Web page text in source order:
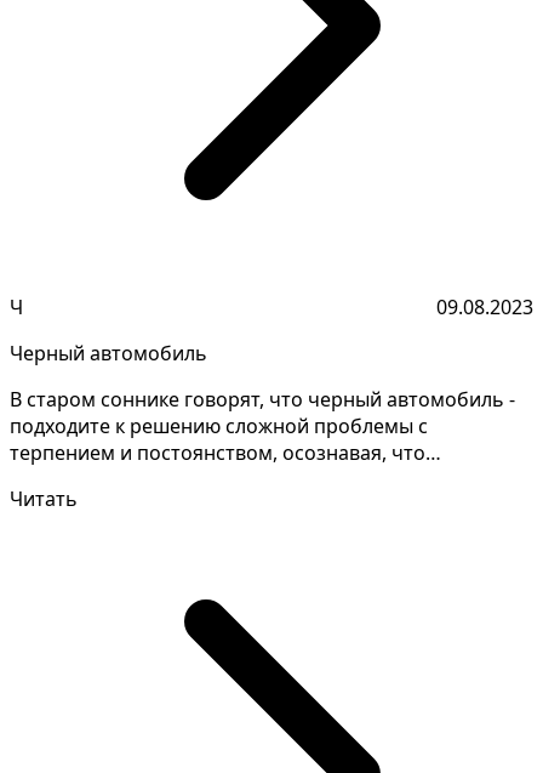
Ч
09.08.2023
Черный автомобиль
В старом соннике говорят, что черный автомобиль -
подходите к решению сложной проблемы с
терпением и постоянством, осознавая, что
Читать